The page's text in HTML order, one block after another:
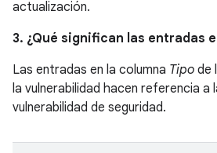
actualización.
3. ¿Qué significan las entradas
Las entradas en la columna Tipo de
la vulnerabilidad hacen referencia a
vulnerabilidad de seguridad.